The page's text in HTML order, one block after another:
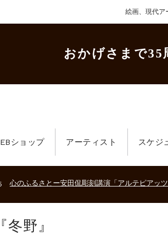
絵画、現代ア
おかげさまで35
ショップ アーティスト スケジ
ギャラリーシーズ「秋の美術散歩 京都・大阪
心のふるさとー安田侃彫刻講演「アルテピアッツ
心のふるさとー安田侃彫刻講演「アルテピアッツ
野』